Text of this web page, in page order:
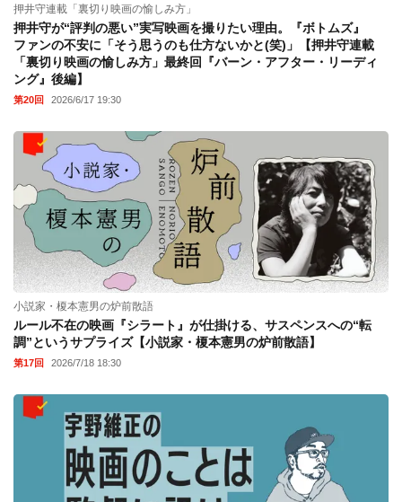
押井守連載「裏切り映画の愉しみ方」
押井守が“評判の悪い”実写映画を撮りたい理由。『ボトムズ』
ファンの不安に「そう思うのも仕方ないかと(笑)」【押井守連載
「裏切り映画の愉しみ方」最終回『バーン・アフター・リーディ
ング』後編】
第20回 2026/6/17 19:30
小説家・榎本憲男の炉前散語
ルール不在の映画『シラート』が仕掛ける、サスペンスへの“転
調”というサプライズ【小説家・榎本憲男の炉前散語】
第17回 2026/7/18 18:30